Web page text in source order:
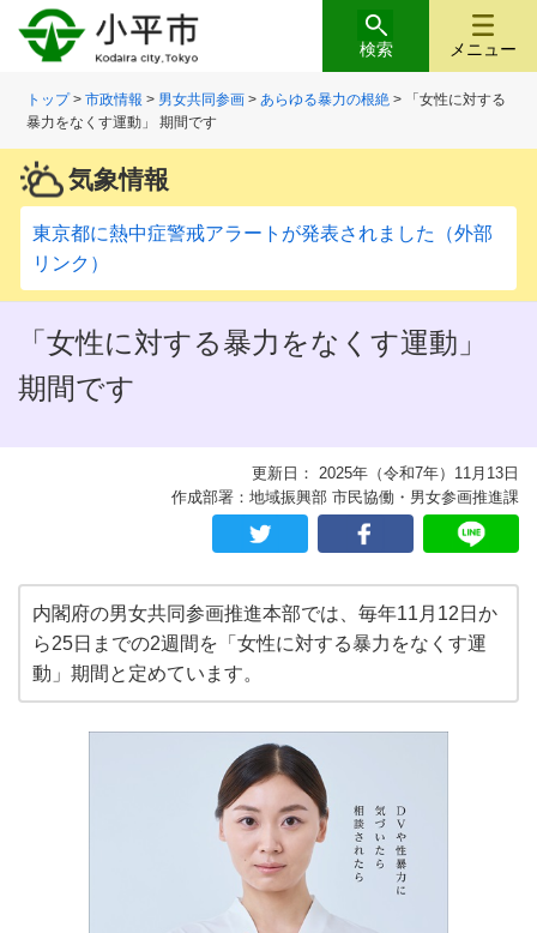
メニュー
検索
トップ>市政情報 > 男女共同参画 >あらゆる暴力の根絶 > 「女性に対する
暴力をなくす運動」 期間です
気象情報
東京都に熱中症警戒アラートが発表されました（外部
リンク）
「女性に対する暴力をなくす運動」
期間です
更新日： 2025年（令和7年）11月13日
作成部署：地域振興部 市民協働・男女参画推進課
内閣府の男女共同参画推進本部では、毎年11月12日か
ら25日までの2週間を「女性に対する暴力をなくす運
動」期間と定めています。